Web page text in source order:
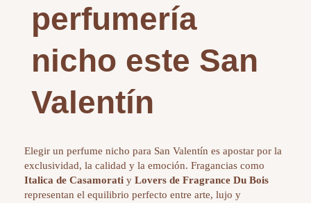
perfumería
nicho este San
Valentín
Elegir un perfume nicho para San Valentín es apostar por la
exclusividad, la calidad y la emoción. Fragancias como
Italica de Casamorati y Lovers de Fragrance Du Bois
representan el equilibrio perfecto entre arte, lujo y